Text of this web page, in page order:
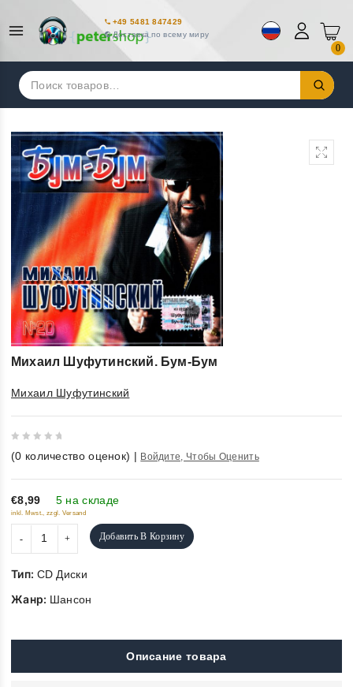
+49 5481 847429
Доставка по всему миру
0
Искать:
Михаил Шуфутинский. Бум-Бум
Михаил Шуфутинский
out
of
5
(0 количество оценок) | Войдите, Чтобы Оценить
€8,99 5 на складе
inkl. Mwst., zzgl. Versand
Добавить В Корзину
Тип: CD Диски
Жанр: Шансон
Описание товара